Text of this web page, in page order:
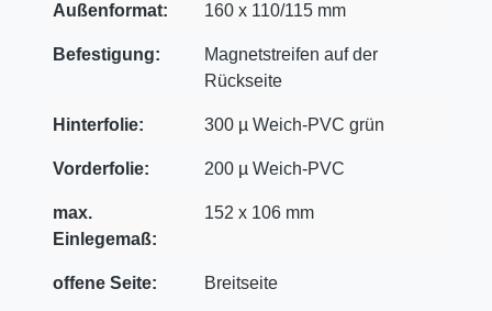
Außenformat: 160 x 110/115 mm
Befestigung:
Magnetstreifen auf der
Rückseite
Hinterfolie: 300 µ Weich-PVC grün
Vorderfolie: 200 µ Weich-PVC
max.
Einlegemaß:
152 x 106 mm
offene Seite: Breitseite